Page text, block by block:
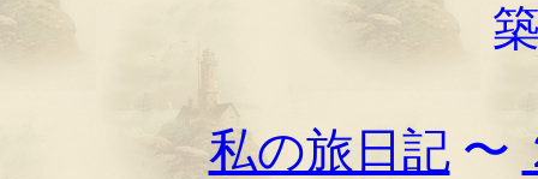
私の旅日記〜